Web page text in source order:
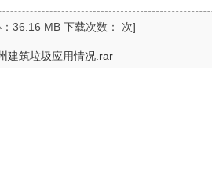
36.16 MB 下载次数： 次]
建筑垃圾应用情况.rar